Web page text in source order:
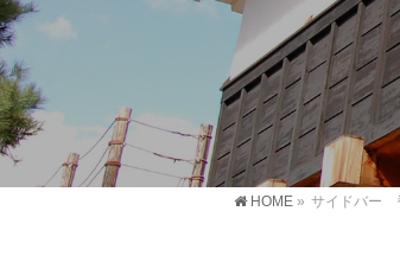
HOME » サイドバー